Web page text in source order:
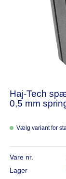
Haj-Tech
0,5 mm
Vælg variant for
Vare nr.
Lager